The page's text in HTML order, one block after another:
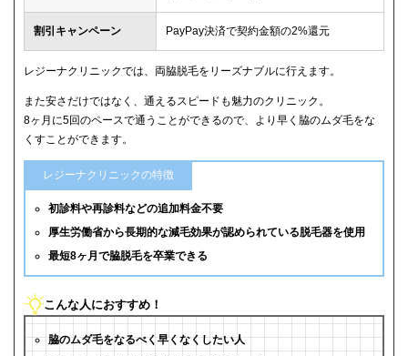
割引キャンペーン PayPay決済で契約金額の2%還元
レジーナクリニックでは、両脇脱毛をリーズナブルに行えます。
また安さだけではなく、通えるスピードも魅力のクリニック。
8ヶ月に5回のペースで通うことができるので、より早く脇のムダ毛をな
くすことができます。
レジーナクリニックの特徴
初診料や再診料などの追加料金不要
厚生労働省から長期的な減毛効果が認められている脱毛器を使用
最短8ヶ月で脇脱毛を卒業できる
こんな人におすすめ！
脇のムダ毛をなるべく早くなくしたい人